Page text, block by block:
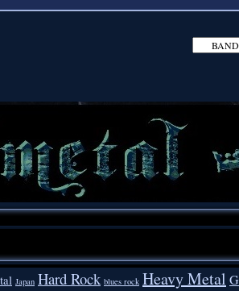
Japan Hard Rock blues rock Heavy Metal